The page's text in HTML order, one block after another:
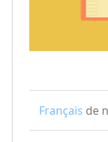
Français de